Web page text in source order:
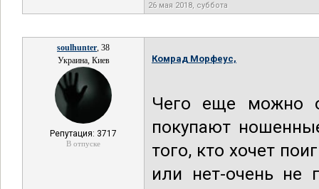
26 мая 2018, суббота
soulhunter, 38
Украина, Киев
Репутация: 3717
В отпуске
Комрад Морфеус,
Чего еще можно
покупают
того, кто хочет
или нет-очень не